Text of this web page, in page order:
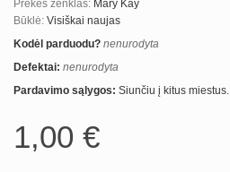
Prekės ženklas: Mary Kay
Būklė: Visiškai naujas
Kodėl parduodu? nenurodyta
Defektai: nenurodyta
Pardavimo sąlygos: Siunčiu į kitus miestus.
1,00 €